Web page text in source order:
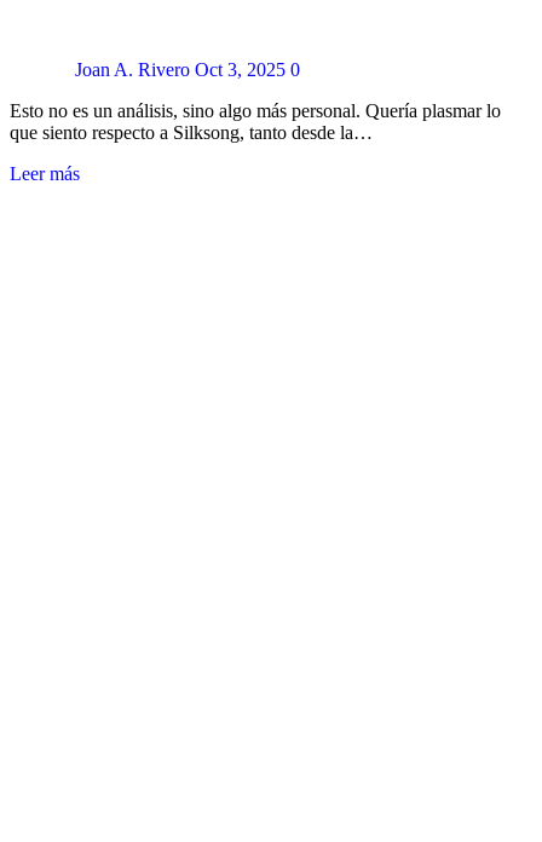
Joan A. Rivero Oct 3, 2025 0
Esto no es un análisis, sino algo más personal. Quería plasmar lo
que siento respecto a Silksong, tanto desde la…
Leer más